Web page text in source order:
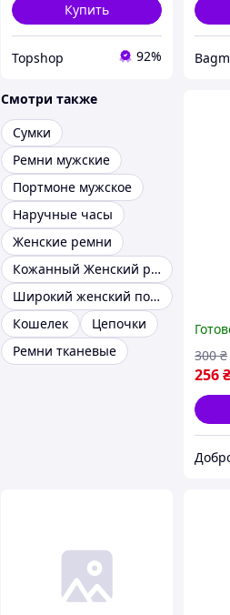
Купить
Topshop 92%
Смотри также
Сумки
Ремни мужские
Портмоне мужское
Наручные часы
Женские ремни
Кожанный Женский ремень
Широкий женский пояс
Кошелек
Цепочки
Ремни тканевые
256₴
300 ₴